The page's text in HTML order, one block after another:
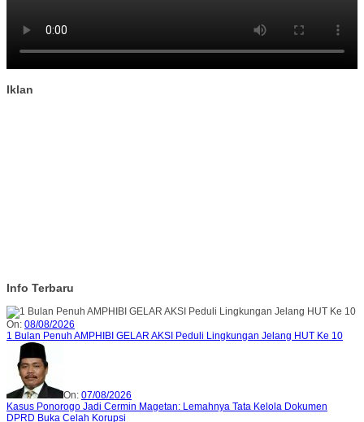
Iklan
Info Terbaru
On: 08/08/2026
1 Bulan Penuh AMPHIBI GELAR AKSI Peduli Lingkungan Jelang HUT Ke 10
On: 07/08/2026
Kasus Ponorogo Jadi Cermin Magetan: Lemahnya Tata Kelola Dokumen
DPRD Buka Celah Korupsi